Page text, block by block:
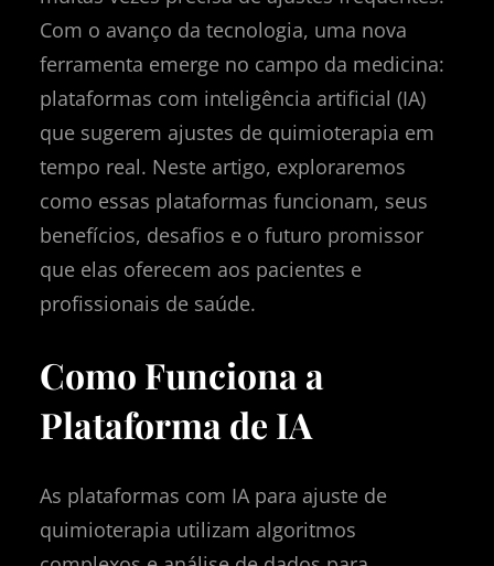
Com o avanço da tecnologia, uma nova
ferramenta emerge no campo da medicina:
plataformas com inteligência artificial (IA)
que sugerem ajustes de quimioterapia em
tempo real. Neste artigo, exploraremos
como essas plataformas funcionam, seus
benefícios, desafios e o futuro promissor
que elas oferecem aos pacientes e
profissionais de saúde.
Como Funciona a
Plataforma de IA
As plataformas com IA para ajuste de
quimioterapia utilizam algoritmos